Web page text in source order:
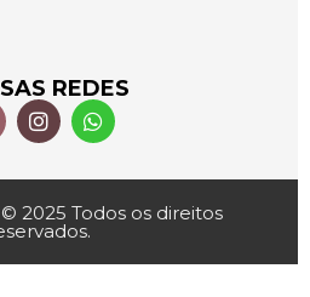
REDES
2025 Todos os direitos